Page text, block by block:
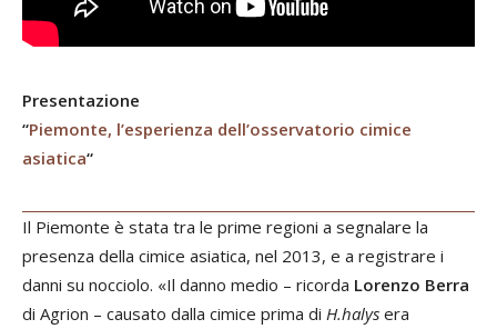
Presentazione
“Piemonte, l’esperienza dell’osservatorio cimice
asiatica“
Il Piemonte è stata tra le prime regioni a segnalare la
presenza della cimice asiatica, nel 2013, e a registrare i
danni su nocciolo. «Il danno medio – ricorda Lorenzo Berra
di Agrion – causato dalla cimice prima di H.halys era